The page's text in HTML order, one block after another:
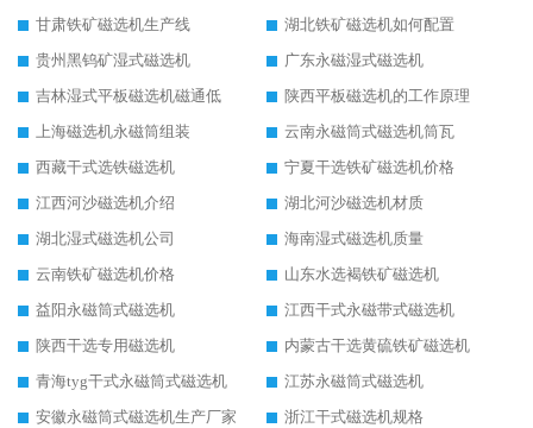
甘肃铁矿磁选机生产线
湖北铁矿磁选机如何配置
贵州黑钨矿湿式磁选机
广东永磁湿式磁选机
吉林湿式平板磁选机磁通低
陕西平板磁选机的工作原理
上海磁选机永磁筒组装
云南永磁筒式磁选机筒瓦
西藏干式选铁磁选机
宁夏干选铁矿磁选机价格
江西河沙磁选机介绍
湖北河沙磁选机材质
湖北湿式磁选机公司
海南湿式磁选机质量
云南铁矿磁选机价格
山东水选褐铁矿磁选机
益阳永磁筒式磁选机
江西干式永磁带式磁选机
陕西干选专用磁选机
内蒙古干选黄硫铁矿磁选机
青海tyg干式永磁筒式磁选机
江苏永磁筒式磁选机
安徽永磁筒式磁选机生产厂家
浙江干式磁选机规格